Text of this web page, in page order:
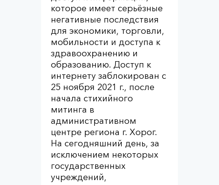
которое имеет серьёзные
негативные последствия
для экономики, торговли,
мобильности и доступа к
здравоохранению и
образованию. Доступ к
интернету заблокирован с
25 ноября 2021 г., после
начала стихийного
митинга в
административном
центре региона г. Хорог.
На сегодняшний день, за
исключением некоторых
государственных
учреждений,